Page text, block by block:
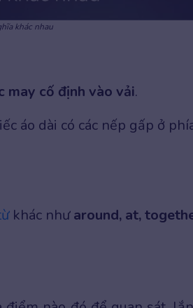
khác nhau
may cố định vào vải.
áo dài có các nếp gấp ở
khác nhưaround, at,